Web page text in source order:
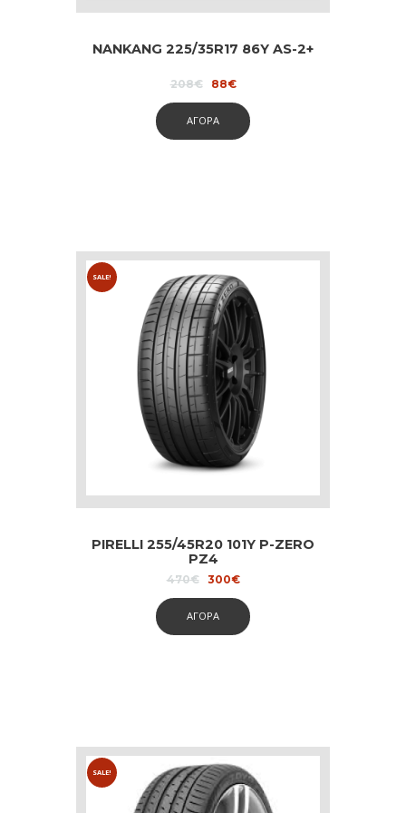
NANKANG 225/35R17 86Y AS-2+
208€
Original
208€.
88€Current
is:
88€.
ΑΓΟΡΑ
SALE!
PIRELLI 255/45R20 101Y P-ZERO
PZ4
470€
Original
470€.
300€Current
is:
300€.
ΑΓΟΡΑ
SALE!